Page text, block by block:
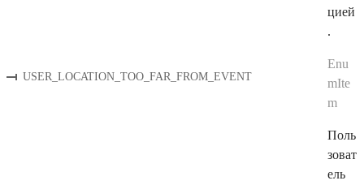
цией
.
USER_LOCATION_TOO_FAR_FROM_EVENT
Enu
mIte
m
Поль
зоват
ель